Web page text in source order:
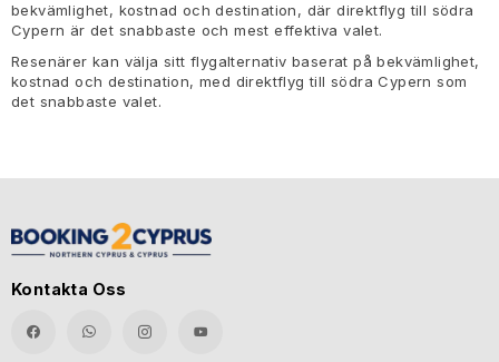
bekvämlighet, kostnad och destination, där direktflyg till södra
Cypern är det snabbaste och mest effektiva valet.
Resenärer kan välja sitt flygalternativ baserat på bekvämlighet,
kostnad och destination, med direktflyg till södra Cypern som
det snabbaste valet.
Kontakta Oss